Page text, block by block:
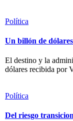
Política
Un billón de
El destino y la
dólares recibida por
Política
Del riesgo